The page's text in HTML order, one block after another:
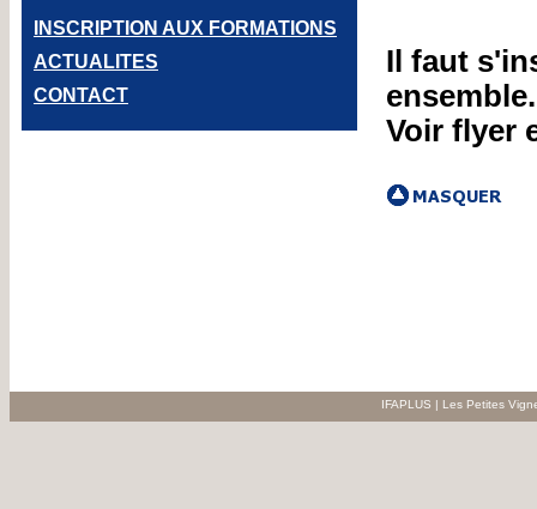
INSCRIPTION AUX FORMATIONS
ACTUALITES
CONTACT
Il faut
ensemble.
Voir flyer
IFAPLUS | Les Petites